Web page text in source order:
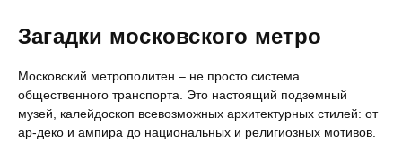
Загадки московского метро
Московский метрополитен – не просто система
общественного транспорта. Это настоящий подземный
музей, калейдоскоп всевозможных архитектурных стилей: от
ар-деко и ампира до национальных и религиозных мотивов.